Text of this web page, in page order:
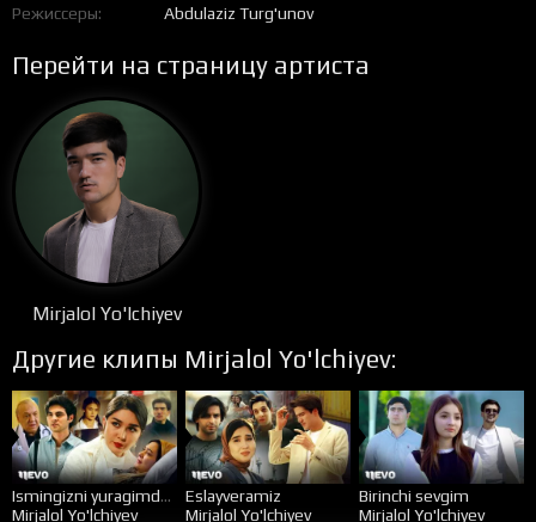
Режиссеры
Abdulaziz Turg'unov
Перейти на страницу артиста
Mirjalol Yo'lchiyev
Другие клипы Mirjalol Yo'lchiyev:
Ismingizni yuragimdan olib keting
Mirjalol Yo'lchiyev
Eslayveramiz
Mirjalol Yo'lchiyev
Birinchi sevgim
Mirjalol Yo'lchiyev